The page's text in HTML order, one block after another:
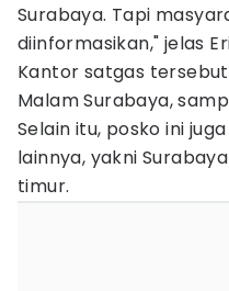
Surabaya. Tapi
diinformasikan," jelas
Kantor satgas
Malam Surabaya,
Selain itu, posko ini
lainnya, yakni
timur.